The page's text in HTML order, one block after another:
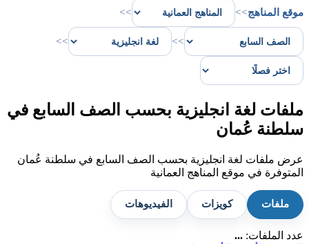
موقع المناهج>>
>>
>>
>>
ملفات لغة انجليزية بحسب الصف السابع في
سلطنة عُمان
عرض ملفات لغة انجليزية بحسب الصف السابع في سلطنة عُمان
المتوفرة في موقع المناهج العمانية
ملفات كويزات الفيديوهات
عدد الملفات: ...